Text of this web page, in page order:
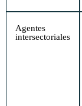
Agentes
intersectoriales